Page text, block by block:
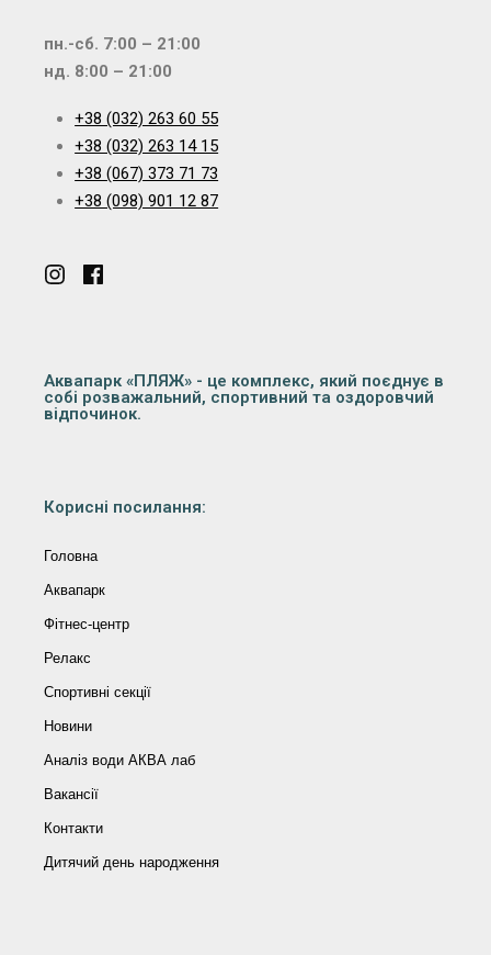
пн.-сб. 7:00 – 21:00
нд. 8:00 – 21:00
+38 (032) 263 60 55
+38 (032) 263 14 15
+38 (067) 373 71 73
+38 (098) 901 12 87
Аквапарк «ПЛЯЖ» - це комплекс, який поєднує в
собі розважальний, спортивний та оздоровчий
відпочинок.
Корисні посилання:
Головна
Аквапарк
Фітнес-центр
Релакс
Спортивні секції
Новини
Аналіз води АКВА лаб​
Вакансії
Контакти
Дитячий день народження